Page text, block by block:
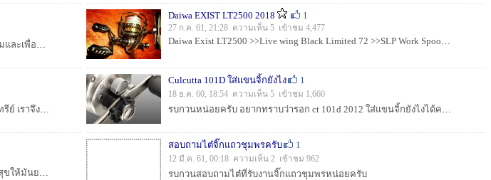
......กาลเวลาแห่งความสุขมักผ่านไปไวเสมอ.. กว่า 1 ปีแล้วที่ผมและเพื่อนๆในก๊วน สาละวนอยู่กับเกมส์ jigging ที่เกาะช้างแห่งนี้ น่าจะด้วยความสมบูรณ์ของเหล่...
....หลังจากทริพที่แล้วเมื่อ 2 สัปดาห์ก่อน วันนี้กับฤดูกาลล่าอินทรีย์ เราจึงกลับมาหาคำตอบของช่วงเปลี่ยนผ่านฤดูกาลอีกครั้ง กับไต๋ต้น แหลมกลัด เกาะช้าง ผ...
...ว่ากันว่า... "บางครั้งความทุกข์ เกิดจากการตั้งเงื่อนไขความสุขให้มันยากเกินไป.. ถ้านิยามความสุขให้มันเรียบง่าย คุณก็จะมีความสุขได้ทุกวัน......
Daiwa EXIST LT2500 2018 1
27 ก.ค. 61, 21:28 ความเห็น 5 เข้าชม 4,477
Daiwa Exist LT2500 >>Live wing Black Limited 72 >>SLP Work Spoon >>Thirty 34 Fours
Culcutta 101D ใส่แขนจิ้กยังไง 1
18 ธ.ค. 60, 18:54 ความเห็น 5 เข้าชม 1,660
รบกวนหน่อยครับ อยากทราบว่ารอก ct 101d 2012 ใส่แขนจิ้กยังไงได้ครับ ปวดหัวจริงๆ...
สอบถามไต๋จิ๊กแถวชุมพรครับ 1
12 มี.ค. 61, 00:18 ความเห็น 2 เข้าชม 962
รบกวนสอบถามไต๋ที่รับงานจิ๊กแถวชุมพรหน่อยครับ